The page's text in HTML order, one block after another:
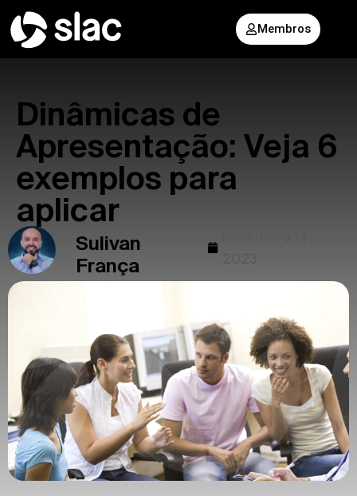
Membros
Dinâmicas de
Apresentação: Veja 6
exemplos para
aplicar
Sulivan
França